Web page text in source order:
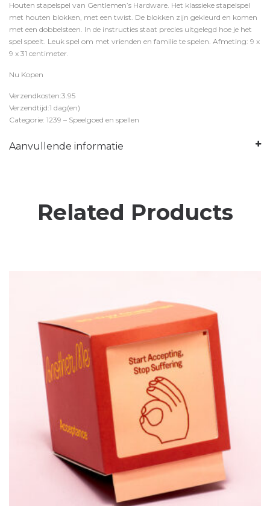
Houten stapelspel van Gentlemen’s Hardware. Het klassieke stapelspel
met houten blokken, met een twist. De blokken zijn gekleurd en komen
met een dobbelsteen. In de instructies staat precies uitgelegd hoe je het
spel speelt. Leuk spel om met vrienden en familie te spelen. Afmeting: 9 x
9 x 31 centimeter.
Nu Kopen
Verzendkosten:3.95
Verzendtijd:1 dag(en)
Categorie: 1239 – Speelgoed en spellen
Aanvullende informatie
Related Products